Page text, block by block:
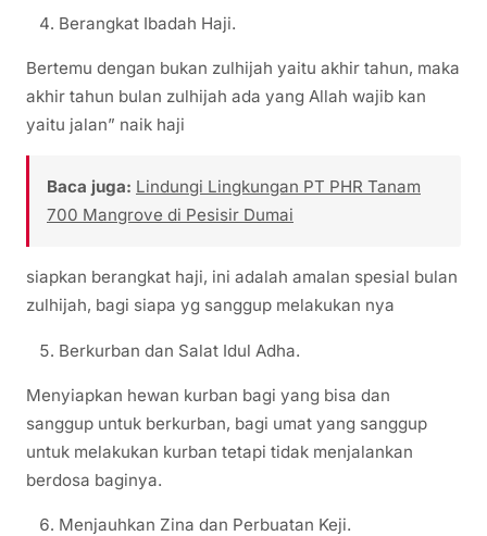
Berangkat Ibadah Haji.
Bertemu dengan bukan zulhijah yaitu akhir tahun, maka
akhir tahun bulan zulhijah ada yang Allah wajib kan
yaitu jalan” naik haji
Baca juga: Lindungi Lingkungan PT PHR Tanam
700 Mangrove di Pesisir Dumai
siapkan berangkat haji, ini adalah amalan spesial bulan
zulhijah, bagi siapa yg sanggup melakukan nya
Berkurban dan Salat Idul Adha.
Menyiapkan hewan kurban bagi yang bisa dan
sanggup untuk berkurban, bagi umat yang sanggup
untuk melakukan kurban tetapi tidak menjalankan
berdosa baginya.
Menjauhkan Zina dan Perbuatan Keji.